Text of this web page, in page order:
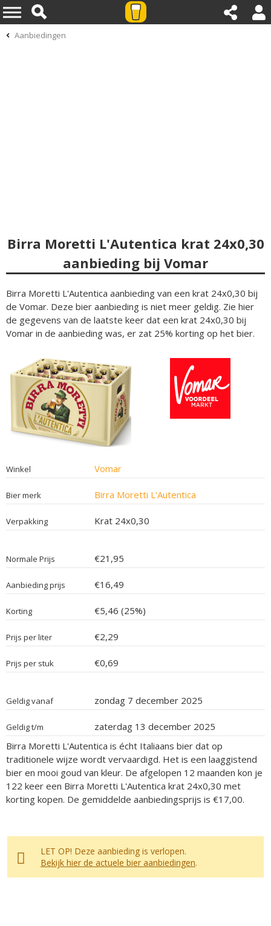
Aanbiedingen
Birra Moretti L'Autentica krat 24x0,30
aanbieding bij Vomar
Birra Moretti L'Autentica aanbieding van een krat 24x0,30 bij
de Vomar. Deze bier aanbieding is niet meer geldig. Zie hier
de gegevens van de laatste keer dat een krat 24x0,30 bij
Vomar in de aanbieding was, er zat 25% korting op het bier.
Winkel Vomar
Bier merk Birra Moretti L'Autentica
Verpakking Krat 24x0,30
Normale Prijs €21,95
Aanbieding prijs €16,49
Korting €5,46 (25%)
Prijs per liter €2,29
Prijs per stuk €0,69
Geldig vanaf zondag 7 december 2025
Geldig t/m
zaterdag 13 december 2025
Birra Moretti L'Autentica is écht Italiaans bier dat op
traditionele wijze wordt vervaardigd. Het is een laaggistend
bier en mooi goud van kleur. De afgelopen 12 maanden kon je
122 keer een Birra Moretti L'Autentica krat 24x0,30 met
korting kopen. De gemiddelde aanbiedingsprijs is €17,00.
LET OP! Deze aanbieding is verlopen.
Bekijk hier de actuele bier aanbiedingen.